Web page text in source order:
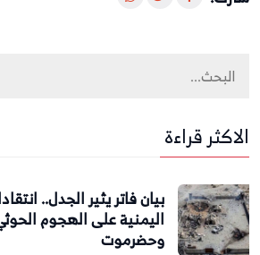
الاكثر قراءة
بيان فاتر يثير الجدل..
اليمنية على الهجوم
وحضرموت